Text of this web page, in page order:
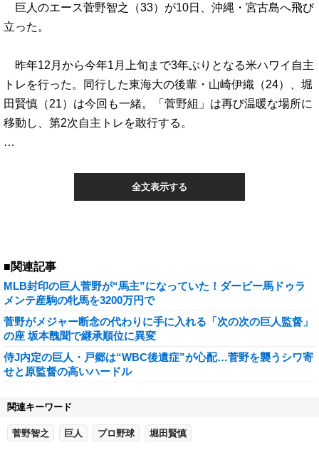
巨人のエース菅野智之（33）が10日、沖縄・宮古島へ飛び
立った。
昨年12月から今年1月上旬まで3年ぶりとなる米ハワイ自主
トレを行った。同行した東海大の後輩・山崎伊織（24）、堀
田賢慎（21）は今回も一緒。「菅野組」は再び温暖な場所に
移動し、第2次自主トレを敢行する。
…
全文表示する
■関連記事
MLB封印の巨人菅野が“馬主”になっていた！ダービー馬ドゥラ
メンテ産駒の牝馬を3200万円で
菅野がメジャー断念の代わりに手に入れる「次の次の巨人監督」
の座 坂本醜聞で継承順位に異変
侍J内定の巨人・戸郷は“WBC後遺症”が心配…菅野を襲うシワ寄
せと原監督の高いハードル
関連キーワード
菅野智之 巨人 プロ野球 堀田賢慎